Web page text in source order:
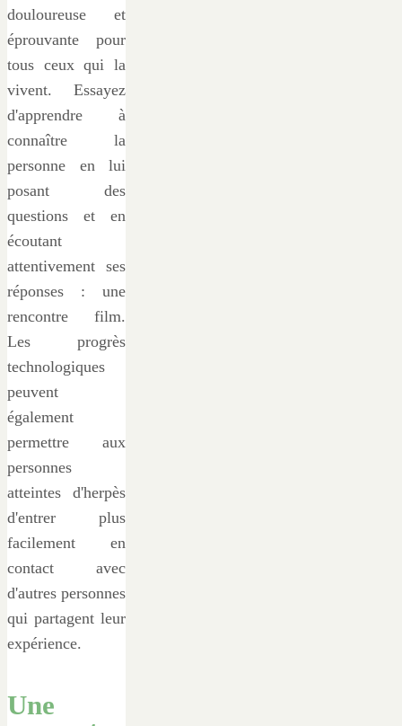
douloureuse et
éprouvante pour
tous ceux qui la
vivent. Essayez
d'apprendre à
connaître la
personne en lui
posant des
questions et en
écoutant
attentivement ses
réponses : une
rencontre film.
Les progrès
technologiques
peuvent
également
permettre aux
personnes
atteintes d'herpès
d'entrer plus
facilement en
contact avec
d'autres personnes
qui partagent leur
expérience.
Une